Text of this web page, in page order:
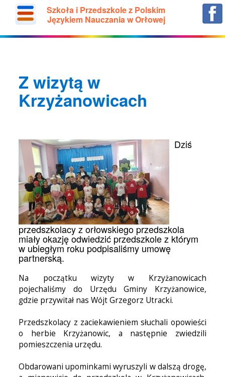
Szkoła i Przedszkole z Polskim
Językiem Nauczania w Orłowej
Z wizytą w
Krzyżanowicach
Dziś
przedszkolacy z orłowskiego przedszkola
miały okazję odwiedzić przedszkole z którym
w ubiegłym roku podpisaliśmy umowę
partnerską.
Na początku wizyty w Krzyżanowicach
pojechaliśmy do Urzędu Gminy Krzyżanowice,
gdzie przywitał nas Wójt Grzegorz Utracki.
Przedszkolacy z zaciekawieniem słuchali opowieści
o herbie Krzyżanowic, a następnie zwiedzili
pomieszczenia urzędu.
Obdarowani upominkami wyruszyli w dalszą drogę,